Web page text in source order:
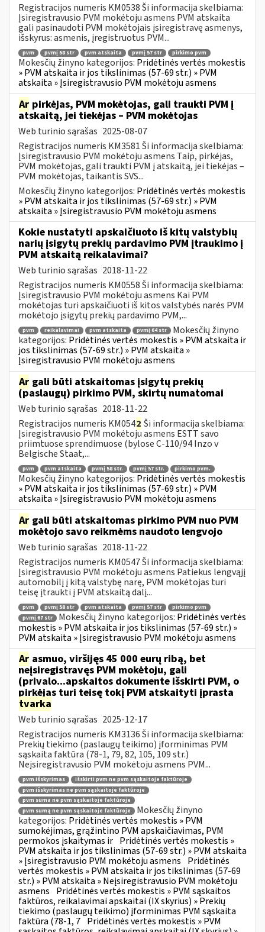
Registracijos numeris KM0538 Ši informacija skelbiama:
Įsiregistravusio PVM mokėtoju asmens PVM atskaita
gali pasinaudoti PVM mokėtojais įsiregistravę asmenys,
išskyrus: asmenis, įregistruotus PVM...
pvm pvmį 58 str pvm atskaita pvmį 57 str pirkimo pvm
Mokesčių žinyno kategorijos: Pridėtinės vertės mokestis
» PVM atskaita ir jos tikslinimas (57-69 str.) » PVM
atskaita » Įsiregistravusio PVM mokėtoju asmens
Ar pirkėjas, PVM mokėtojas, gali traukti PVM į
atskaitą, jei tiekėjas – PVM mokėtojas
Web turinio sąrašas 2025-08-07
Registracijos numeris KM3581 Ši informacija skelbiama:
Įsiregistravusio PVM mokėtoju asmens Taip, pirkėjas,
PVM mokėtojas, gali traukti PVM į atskaitą, jei tiekėjas –
PVM mokėtojas, taikantis SVS...
Mokesčių žinyno kategorijos: Pridėtinės vertės mokestis
» PVM atskaita ir jos tikslinimas (57-69 str.) » PVM
atskaita » Įsiregistravusio PVM mokėtoju asmens
Kokie nustatyti apskaičiuoto iš kitų valstybių
narių įsigytų prekių pardavimo PVM įtraukimo į
PVM atskaitą reikalavimai?
Web turinio sąrašas 2018-11-22
Registracijos numeris KM0558 Ši informacija skelbiama:
Įsiregistravusio PVM mokėtoju asmens Kai PVM
mokėtojas turi apskaičiuoti iš kitos valstybės narės PVM
mokėtojo įsigytų prekių pardavimo PVM,...
pvm reikalavimai pvm atskaita pvmį 64 str
Mokesčių žinyno
kategorijos: Pridėtinės vertės mokestis » PVM atskaita ir
jos tikslinimas (57-69 str.) » PVM atskaita »
Įsiregistravusio PVM mokėtoju asmens
Ar gali būti atskaitomas įsigytų prekių
(paslaugų) pirkimo PVM, skirtų numatomai
Web turinio sąrašas 2018-11-22
Registracijos numeris KM0542 Ši informacija skelbiama:
Įsiregistravusio PVM mokėtoju asmens ESTT savo
priimtuose sprendimuose (bylose C-110/94 Inzo v
Belgische Staat,...
pvm pvm atskaita pvmį 58 str. pvmį 57 str. pirkimo pvm.
Mokesčių žinyno kategorijos: Pridėtinės vertės mokestis
» PVM atskaita ir jos tikslinimas (57-69 str.) » PVM
atskaita » Įsiregistravusio PVM mokėtoju asmens
Ar gali būti atskaitomas pirkimo PVM nuo PVM
mokėtojo savo reikmėms naudoto lengvojo
Web turinio sąrašas 2018-11-22
Registracijos numeris KM0547 Ši informacija skelbiama:
Įsiregistravusio PVM mokėtoju asmens Patiekus lengvąjį
automobilį į kitą valstybę narę, PVM mokėtojas turi
teisę įtraukti į PVM atskaitą dalį...
pvm pvmį 58 str pvm atskaita pvmį 57 str
pirkimo pvm
pvmį 67 str
Mokesčių žinyno kategorijos: Pridėtinės vertės
mokestis » PVM atskaita ir jos tikslinimas (57-69 str.) »
PVM atskaita » Įsiregistravusio PVM mokėtoju asmens
Ar asmuo, viršijęs 45 000 eurų ribą, bet
neįsiregistravęs PVM mokėtoju, gali
(privalo...apskaitos dokumente išskirti PVM, o
pirkėjas turi teisę tokį PVM atskaityti įprasta
tvarka
Web turinio sąrašas 2025-12-17
Registracijos numeris KM3136 Ši informacija skelbiama:
Prekių tiekimo (paslaugų teikimo) įforminimas PVM
sąskaita faktūra (78-1, 79, 82, 105, 109 str.)
Neįsiregistravusio PVM mokėtoju asmens PVM...
pvm išskyrimas
išskirti pvm ne pvm sąskaitoje faktūroje
pvm išskyrimas ne pvm sąskaitoje faktūroje
pvm suma ne pvm sąskaitoje faktūroje
pvm sumą ne pvm sąskaitoje faktūroje
Mokesčių žinyno
kategorijos: Pridėtinės vertės mokestis » PVM
sumokėjimas, grąžintino PVM apskaičiavimas, PVM
permokos įskaitymas ir Pridėtinės vertės mokestis »
PVM atskaita ir jos tikslinimas (57-69 str.) » PVM atskaita
» Įsiregistravusio PVM mokėtoju asmens Pridėtinės
vertės mokestis » PVM atskaita ir jos tikslinimas (57-69
str.) » PVM atskaita » Neįsiregistravusio PVM mokėtoju
asmens Pridėtinės vertės mokestis » PVM sąskaitos
faktūros, reikalavimai apskaitai (IX skyrius) » Prekių
tiekimo (paslaugų teikimo) įforminimas PVM sąskaita
faktūra (78-1, 7 Pridėtinės vertės mokestis » PVM